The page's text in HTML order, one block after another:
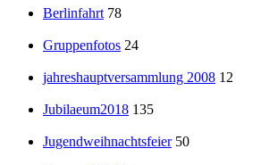
Berlinfahrt 78
Gruppenfotos 24
jahreshauptversammlung 2008 12
Jubilaeum2018 135
Jugendweihnachtsfeier 50